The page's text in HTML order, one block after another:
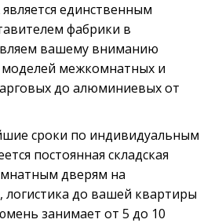
единственным
фабрики в
вашему вниманию
межкомнатных и
до алюминиевых от
сроки по индивидуальным
постоянная складская
дверям на
до вашей квартиры
занимает от 5 до 10